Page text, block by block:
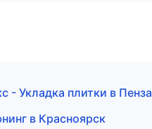
- Укладка плитки в Пенза
в Красноярск